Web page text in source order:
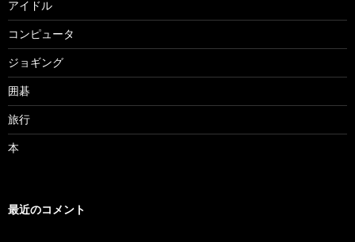
アイドル
コンピュータ
ジョギング
囲碁
旅行
本
最近のコメント